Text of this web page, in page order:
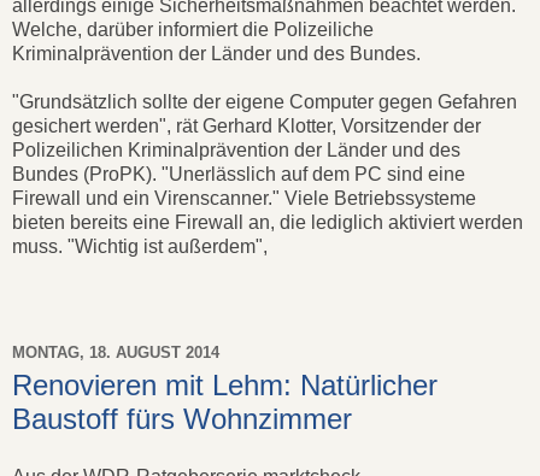
allerdings einige Sicherheitsmaßnahmen beachtet werden.
Welche, darüber informiert die Polizeiliche
Kriminalprävention der Länder und des Bundes.
"Grundsätzlich sollte der eigene Computer gegen Gefahren
gesichert werden", rät Gerhard Klotter, Vorsitzender der
Polizeilichen Kriminalprävention der Länder und des
Bundes (ProPK). "Unerlässlich auf dem PC sind eine
Firewall und ein Virenscanner." Viele Betriebssysteme
bieten bereits eine Firewall an, die lediglich aktiviert werden
muss. "Wichtig ist außerdem",
MONTAG, 18. AUGUST 2014
Renovieren mit Lehm: Natürlicher
Baustoff fürs Wohnzimmer